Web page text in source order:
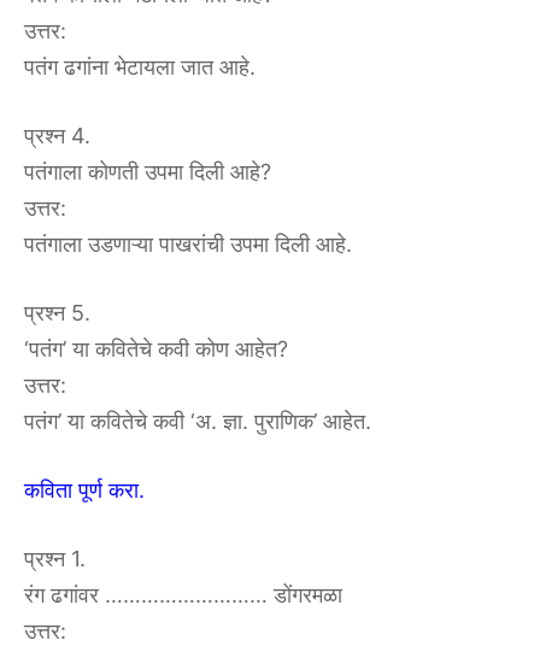
उत्तर:
पतंग ढगांना भेटायला जात आहे.
प्रश्न 4.
पतंगाला कोणती उपमा दिली आहे?
उत्तर:
पतंगाला उडणाऱ्या पाखरांची उपमा दिली आहे.
प्रश्न 5.
‘पतंग’ या कवितेचे कवी कोण आहेत?
उत्तर:
पतंग’ या कवितेचे कवी ‘अ. ज्ञा. पुराणिक’ आहेत.
कविता पूर्ण करा.
प्रश्न 1.
रंग ढगांवर ……………………… डोंगरमळा
उत्तर: